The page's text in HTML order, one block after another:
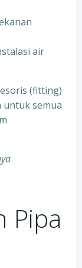
air
(fitting)
untuk semua
Pipa